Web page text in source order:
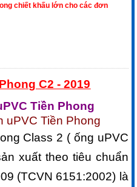
chiết khấu lớn cho các đơn
C2 - 2019
Tiền Phong
uPVC Tiền Phong
Class 2 ( ống uPVC
xuất theo tiêu chuẩn
(TCVN 6151:2002) là